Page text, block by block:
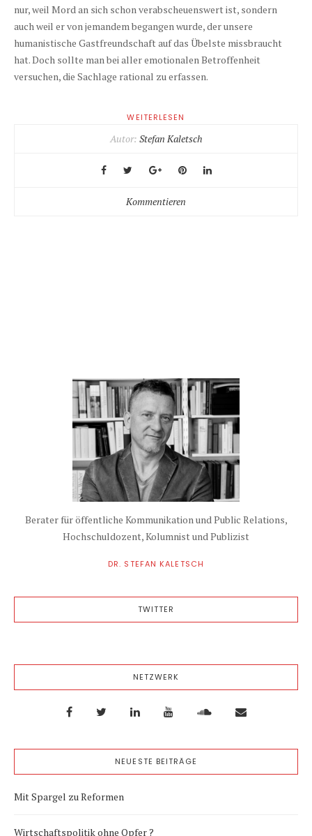
nur, weil Mord an sich schon verabscheuenswert ist, sondern
auch weil er von jemandem begangen wurde, der unsere
humanistische Gastfreundschaft auf das Übelste missbraucht
hat. Doch sollte man bei aller emotionalen Betroffenheit
versuchen, die Sachlage rational zu erfassen.
WEITERLESEN
Autor: Stefan Kaletsch
Kommentieren
Berater für öffentliche Kommunikation und Public Relations,
Hochschuldozent, Kolumnist und Publizist
DR. STEFAN KALETSCH
TWITTER
NETZWERK
NEUESTE BEITRÄGE
Mit Spargel zu Reformen
Wirtschaftspolitik ohne Opfer ?